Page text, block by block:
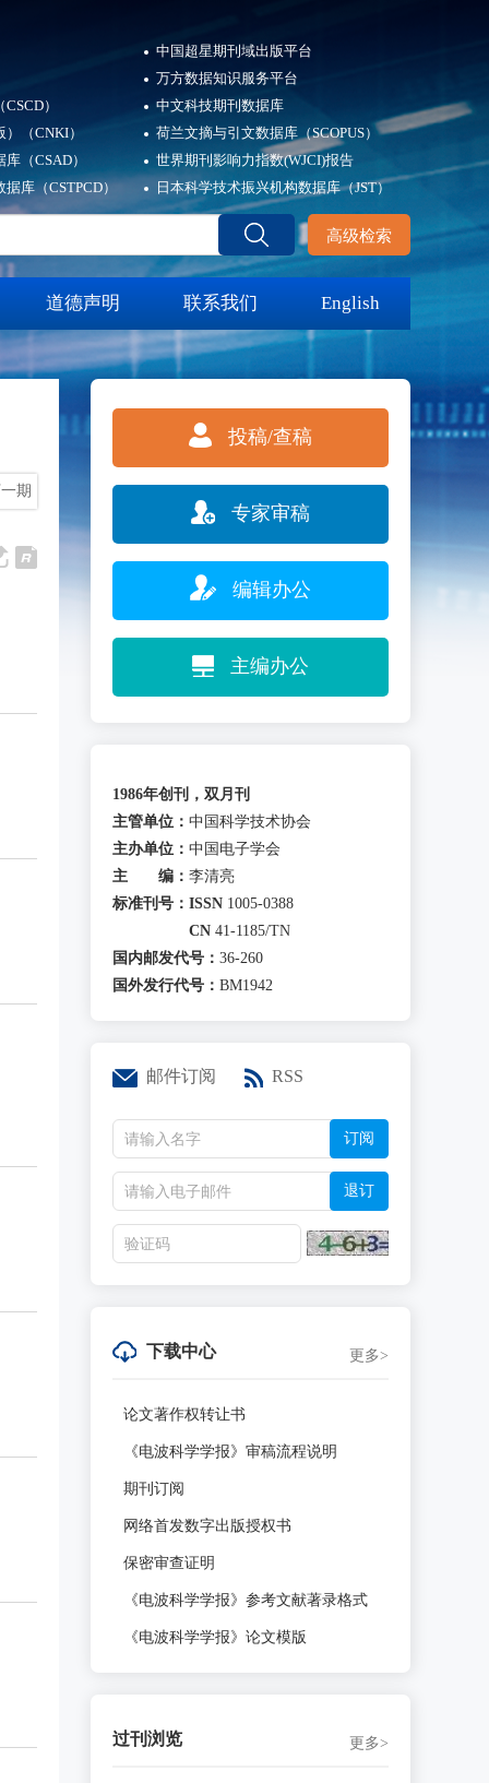
）
（CNKI）
（CSAD）
库（CSTPCD）
中国超星期刊域出版平台
万方数据知识服务平台
中文科技期刊数据库
荷兰文摘与引文数据库（SCOPUS）
世界期刊影响力指数(WJCI)报告
日本科学技术振兴机构数据库（JST）
高级检索
道德声明 联系我们 English
期
投稿/查稿
专家审稿
编辑办公
主编办公
1986年创刊，双月刊
主管单位： 中国科学技术协会
主办单位： 中国电子学会
主 编： 李清亮
标准刊号： ISSN 1005-0388
CN 41-1185/TN
国内邮发代号： 36-260
国外发行代号： BM1942
邮件订阅 RSS
订阅
退订
下载中心 更多>
论文著作权转让书
《电波科学学报》审稿流程说明
期刊订阅
网络首发数字出版授权书
保密审查证明
《电波科学学报》参考文献著录格式
《电波科学学报》论文模版
过刊浏览 更多>